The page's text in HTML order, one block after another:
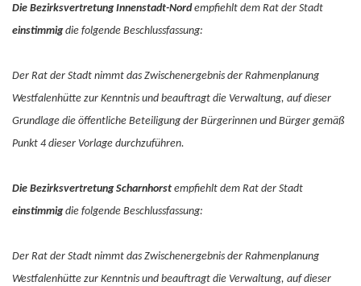
Die Bezirksvertretung Innenstadt-Nordempfiehlt dem Rat der Stadt
einstimmigdie folgende Beschlussfassung:
Der Rat der Stadt nimmt das Zwischenergebnis der Rahmenplanung
Westfalenhütte zur Kenntnis und beauftragt die Verwaltung, auf dieser
Grundlage die öffentliche Beteiligung der Bürgerinnen und Bürger gemäß
Punkt 4 dieser Vorlage durchzuführen.
Die Bezirksvertretung Scharnhorst empfiehlt dem Rat der Stadt
einstimmigdie folgende Beschlussfassung:
Der Rat der Stadt nimmt das Zwischenergebnis der Rahmenplanung
Westfalenhütte zur Kenntnis und beauftragt die Verwaltung, auf dieser